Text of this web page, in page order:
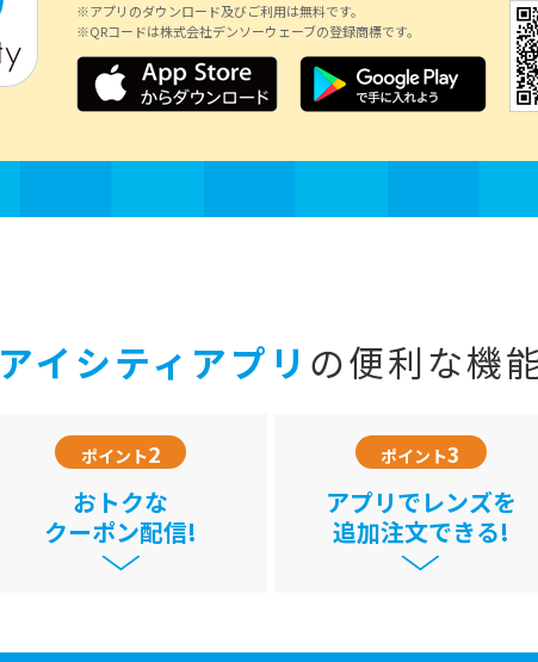
※アプリのダウンロード及びご利用は無料です。
※QRコードは株式会社デンソーウェーブの登録商標です。
アイシティアプリ の便利な機
ポイント2
おトクな
クーポン配信!
ポイント3
アプリでレンズを
追加注文できる!